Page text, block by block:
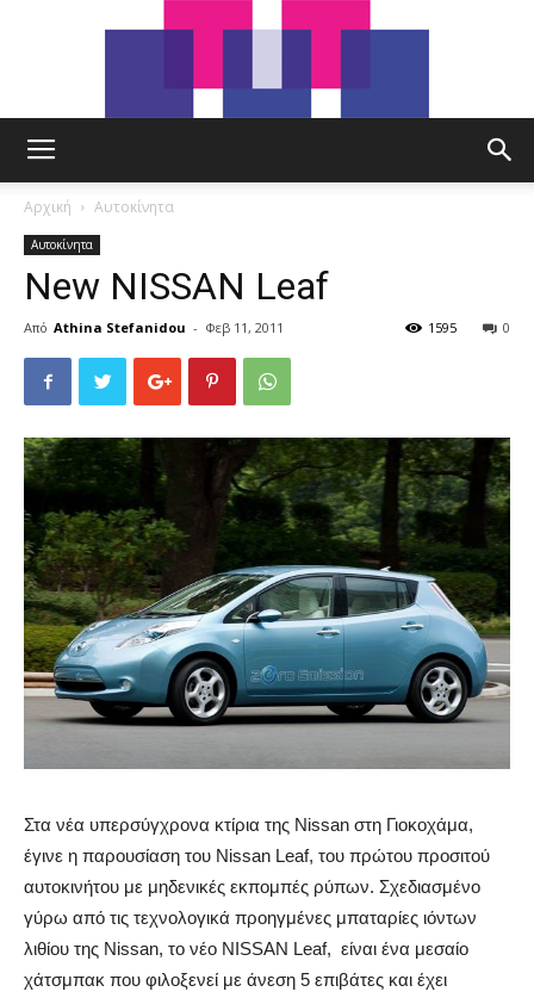
Αρχική Αυτοκίνητα
Αυτοκίνητα
New NISSAN Leaf
Από Athina Stefanidou - Φεβ 11, 2011 0
1595
Στα νέα υπερσύγχρονα κτίρια της Nissan στη Γιοκοχάμα,
έγινε η παρουσίαση του Nissan Leaf, του πρώτου προσιτού
αυτοκινήτου με μηδενικές εκπομπές ρύπων. Σχεδιασμένο
γύρω από τις τεχνολογικά προηγμένες μπαταρίες ιόντων
λιθίου της Nissan, το νέο NISSAN Leaf, είναι ένα μεσαίο
χάτσμπακ που φιλοξενεί με άνεση 5 επιβάτες και έχει